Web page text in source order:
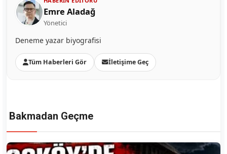
Emre Aladağ
Yönetici
Deneme yazar biyografisi
Tüm Haberleri Gör İletişime Geç
Bakmadan Geçme